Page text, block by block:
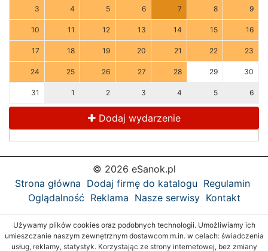
3 4 5 6 7 8 9
10 11 12 13 14 15 16
17 18 19 20 21 22 23
24 25 26 27 28 29 30
31 1 2 3 4 5 6
Dodaj wydarzenie
© 2026 eSanok.pl
Strona główna Dodaj firmę do katalogu Regulamin
Oglądalność Reklama Nasze serwisy Kontakt
Używamy plików cookies oraz podobnych technologii. Umożliwiamy ich
umieszczanie naszym zewnętrznym dostawcom m.in. w celach: świadczenia
usług, reklamy, statystyk. Korzystając ze strony internetowej, bez zmiany